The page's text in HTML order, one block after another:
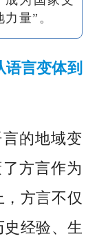
量”。
言变体到
的地域变
方言作为
方言不仅
经验、生